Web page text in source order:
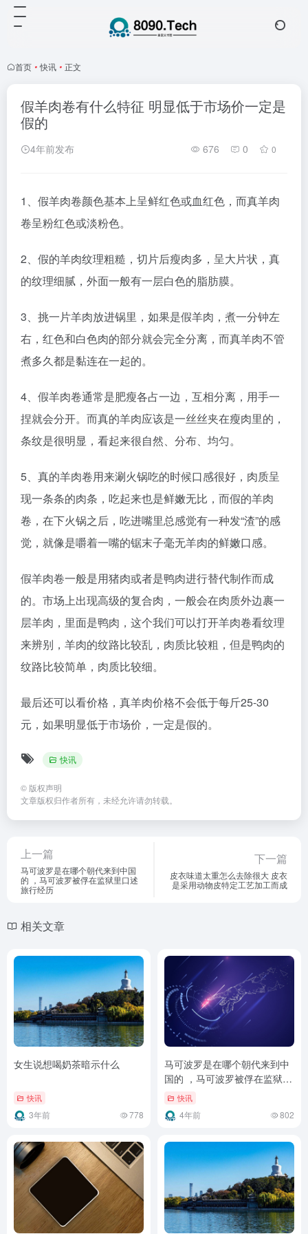
首页 • 快讯 • 正文
假羊肉卷有什么特征 明显低于市场价一定是
假的
4年前发布 676 0 0
1、假羊肉卷颜色基本上呈鲜红色或血红色，而真羊肉
卷呈粉红色或淡粉色。
2、假的羊肉纹理粗糙，切片后瘦肉多，呈大片状，真
的纹理细腻，外面一般有一层白色的脂肪膜。
3、挑一片羊肉放进锅里，如果是假羊肉，煮一分钟左
右，红色和白色肉的部分就会完全分离，而真羊肉不管
煮多久都是黏连在一起的。
4、假羊肉卷通常是肥瘦各占一边，互相分离，用手一
捏就会分开。而真的羊肉应该是一丝丝夹在瘦肉里的，
条纹是很明显，看起来很自然、分布、均匀。
5、真的羊肉卷用来涮火锅吃的时候口感很好，肉质呈
现一条条的肉条，吃起来也是鲜嫩无比，而假的羊肉
卷，在下火锅之后，吃进嘴里总感觉有一种发“渣”的感
觉，就像是嚼着一嘴的锯末子毫无羊肉的鲜嫩口感。
假羊肉卷一般是用猪肉或者是鸭肉进行替代制作而成
的。市场上出现高级的复合肉，一般会在肉质外边裹一
层羊肉，里面是鸭肉，这个我们可以打开羊肉卷看纹理
来辨别，羊肉的纹路比较乱，肉质比较粗，但是鸭肉的
纹路比较简单，肉质比较细。
最后还可以看价格，真羊肉价格不会低于每斤25-30
元，如果明显低于市场价，一定是假的。
快讯
© 版权声明
文章版权归作者所有，未经允许请勿转载。
上一篇
马可波罗是在哪个朝代来到中国
的 ，马可波罗被俘在监狱里口述
旅行经历
下一篇
皮衣味道太重怎么去除很大 皮衣
是采用动物皮特定工艺加工而成
相关文章
女生说想喝奶茶暗示什么
快讯
3年前 778
马可波罗是在哪个朝代来到中
国的 ，马可波罗被俘在监狱里
口述旅行经历
快讯
4年前 802